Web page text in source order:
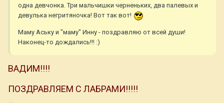
одна девчонка. Три мальчишки черненьких, два палевых и
девулька негритяночка! Вот так вот!
Маму Аську и "маму" Инну - поздравляю от всей души!
Наконец-то дождались!!! :)
ВАДИМ!!!!
ПОЗДРАВЛЯЕМ С ЛАБРАМИ!!!!!